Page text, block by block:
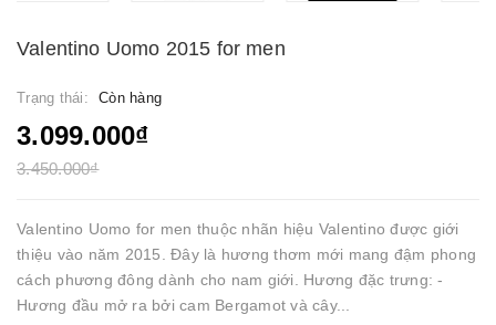
Valentino Uomo 2015 for men
Trạng thái: Còn hàng
3.099.000₫
3.450.000₫
Valentino Uomo for men thuộc nhãn hiệu Valentino được giới
thiệu vào năm 2015. Đây là hương thơm mới mang đậm phong
cách phương đông dành cho nam giới. Hương đặc trưng: -
Hương đầu mở ra bởi cam Bergamot và cây...